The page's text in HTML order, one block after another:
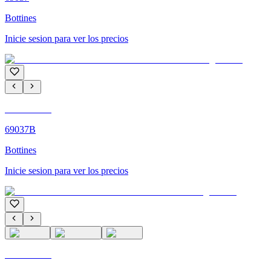
Bottines
Inicie sesion para ver los precios
69037B
Bottines
Inicie sesion para ver los precios